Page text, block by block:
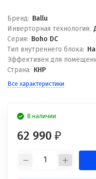
Бренд: Ballu
Инверторная технология:
Серия: Boho DC
Тип внутреннего блока:
Эффективен для
Страна: КНР
Все характеристики
В наличии
62 990 ₽